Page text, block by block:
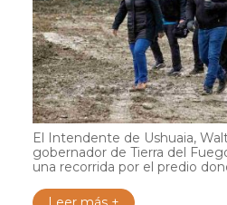
El Intendente de Ushuaia,
gobernador de Tierra del
una recorrida por el predio